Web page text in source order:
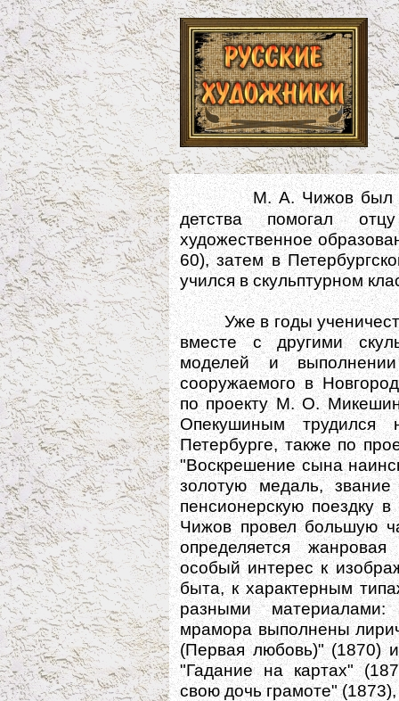
М. А. Чижов был
детства помогал
художественное
60), затем в
учился в скульптурном
Уже в годы ученичества
вместе с другими
моделей и
сооружаемого в
по проекту М. О.
Опекушиным
Петербурге, также по
"Воскрешение сына
золотую медаль,
пенсионерскую поездку
Чижов провел большую
определяется
особый интерес к
быта, к характерным
разными материалами:
мрамора выполнены
(Первая любовь)" (1870)
"Гадание на картах"
свою дочь грамоте"